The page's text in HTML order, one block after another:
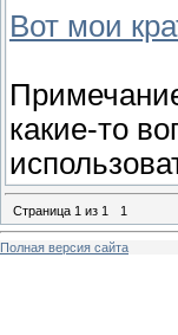
Вот мои
какие-то
Страница 1 из 1 1
Полная версия сайта